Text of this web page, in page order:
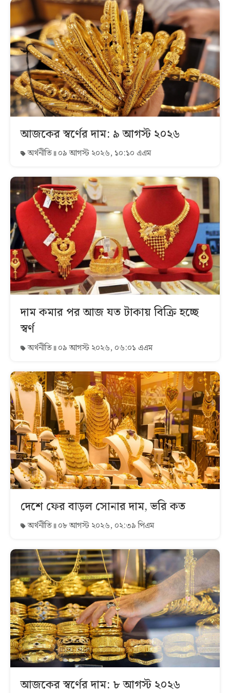
আজকের স্বর্ণের দাম: ৯ আগস্ট ২০২৬
অর্থনীতি ০৯ আগস্ট ২০২৬, ১০:১০ এএম
দাম কমার পর আজ যত টাকায় বিক্রি হচ্ছে
স্বর্ণ
অর্থনীতি ০৯ আগস্ট ২০২৬, ০৬:০১ এএম
দেশে ফের বাড়ল সোনার দাম, ভরি কত
অর্থনীতি ০৮ আগস্ট ২০২৬, ০২:৩৯ পিএম
আজকের স্বর্ণের দাম: ৮ আগস্ট ২০২৬